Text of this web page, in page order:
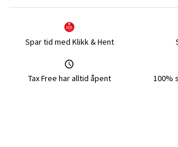
Spar tid med Klikk & Hent
Tax Free har alltid åpent 100%